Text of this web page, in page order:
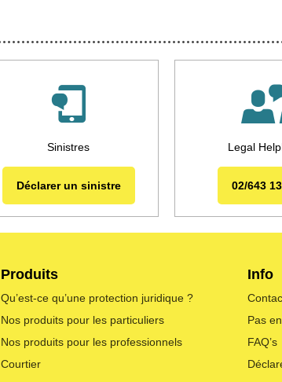
Sinistres
Déclarer un sinistre
Legal
02/643
Produits
Qu’est-ce qu’une protection juridique ?
Nos produits pour les particuliers
Nos produits pour les professionnels
Courtier
Info
Pas
FAQ’s